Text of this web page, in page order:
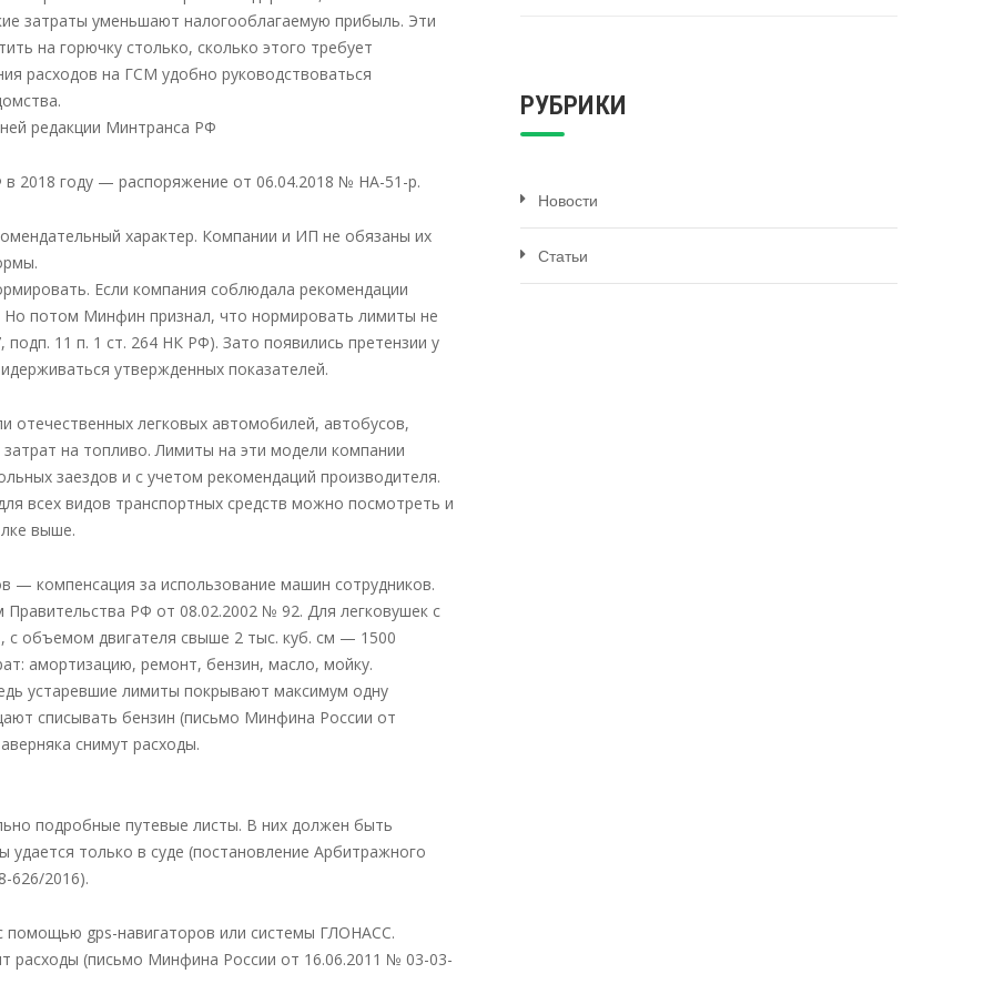
затраты уменьшают налогооблагаемую прибыль. Эти
на горючку столько, сколько этого требует
расходов на ГСМ удобно руководствоваться
редакции Минтранса РФ
2018 году — распоряжение от 06.04.2018 № НА-51-р.
характер. Компании и ИП не обязаны их
Если компания соблюдала рекомендации
Но потом Минфин признал, что нормировать лимиты не
11 п. 1 ст. 264 НК РФ). Зато появились претензии у
утвержденных показателей.
легковых автомобилей, автобусов,
на топливо. Лимиты на эти модели компании
заездов и с учетом рекомендаций производителя.
всех видов транспортных средств можно посмотреть и
выше.
— компенсация за использование машин сотрудников.
РФ от 08.02.2002 № 92. Для легковушек с
объемом двигателя свыше 2 тыс. куб. см — 1500
амортизацию, ремонт, бензин, масло, мойку.
устаревшие лимиты покрывают максимум одну
списывать бензин (письмо Минфина России от
снимут расходы.
подробные путевые листы. В них должен быть
только в суде (постановление Арбитражного
626/2016).
помощью gps-навигаторов или системы ГЛОНАСС.
расходы (письмо Минфина России от 16.06.2011 № 03-03-
РУБРИКИ
Новости
Статьи